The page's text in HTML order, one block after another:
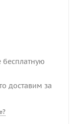
бесплатную
доставим за